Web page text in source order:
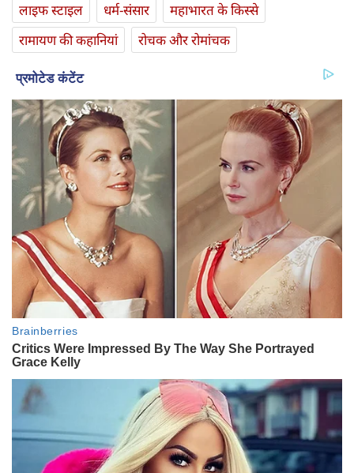
लाइफ स्‍टाइल
धर्म-संसार
महाभारत के किस्से
रामायण की कहानियां
रोचक और रोमांचक